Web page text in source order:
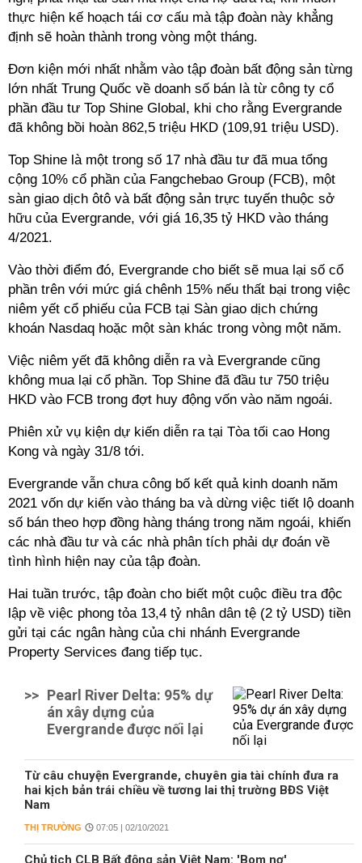
thực hiện kế hoạch tái cơ cấu mà tập đoàn này khẳng
định sẽ hoàn thành trong vòng một tháng.
Đơn kiện mới nhất nhằm vào tập đoàn bất động sản từng
lớn nhất Trung Quốc về doanh số bán là từ công ty cổ
phần đầu tư Top Shine Global, khi cho rằng Evergrande
đã không bồi hoàn 862,5 triệu HKD (109,91 triệu USD).
Top Shine là một trong số 17 nhà đầu tư đã mua tổng
cộng 10% cổ phần của Fangchebao Group (FCB), một
sàn giao dịch ôtô và bất động sản trực tuyến thuộc sở
hữu của Evergrande, với giá 16,35 tỷ HKD vào tháng
4/2021.
Vào thời điểm đó, Evergrande cho biết sẽ mua lại số cổ
phần trên với mức giá chênh 15% nếu thất bại trong việc
niêm yết cổ phiếu của FCB tại Sàn giao dịch chứng
khoán Nasdaq hoặc một sàn khác trong vòng một năm.
Việc niêm yết đã không diễn ra và Evergrande cũng
không mua lại cổ phần. Top Shine đã đầu tư 750 triệu
HKD vào FCB trong đợt huy động vốn vào năm ngoái.
Phiên xử vụ kiện dự kiến diễn ra tại Tòa tối cao Hong
Kong và ngày 31/8 tới.
Evergrande vẫn chưa công bố kết quả kinh doanh năm
2021 vốn dự kiến vào tháng ba và dừng việc tiết lộ doanh
số bán theo hợp đồng hàng tháng trong năm ngoái, khiến
các nhà đầu tư và các nhà phân tích phải dự đoán về
tình hình hiện nay của tập đoàn.
Hai tuần trước, tập đoàn cho biết một cuộc điều tra độc
lập về việc phong tỏa 13,4 tỷ nhân dân tệ (2 tỷ USD) tiền
gửi tại các ngân hàng của chi nhánh Evergrande
Property Services đang tiếp tục.
>> Pearl River Delta: 95% dự
án xây dựng của
Evergrande được nối lại
Từ câu chuyện Evergrande, chuyên gia tài chính đưa ra
hai kịch bản trái chiều về tương lai thị trường BĐS Việt
Nam
THỊ TRƯỜNG 07:05 | 02/10/2021
Chủ tịch CLB Bất động sản Việt Nam: 'Bom nợ'